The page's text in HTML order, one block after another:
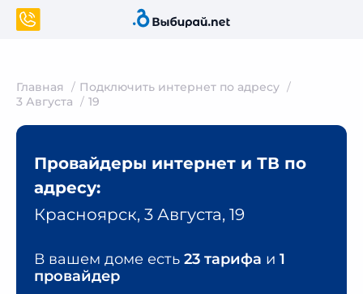
Главная
Подключить интернет по адресу
3 Августа
19
Провайдеры интернет и ТВ по
адресу:
Красноярск, 3 Августа, 19
В вашем доме есть 23 тарифа и 1
провайдер